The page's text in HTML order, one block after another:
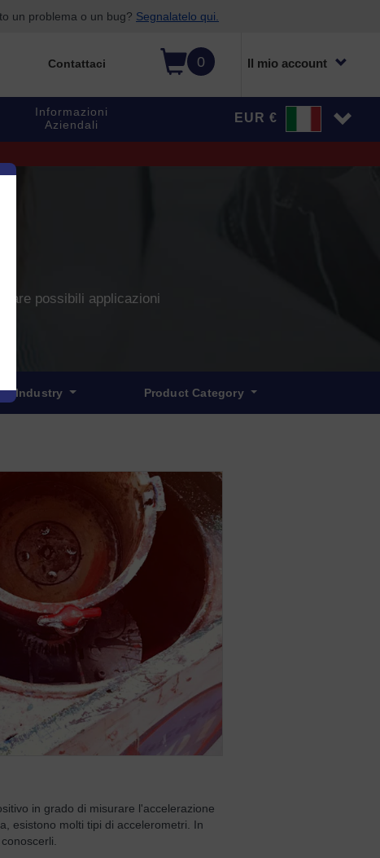
un problema o un bug? Segnalatelo qui.
0 Il mio account
Contattaci
Informazioni
Aziendali
EUR €
possibili applicazioni
Industry Product Category
in grado di misurare l'accelerazione
esistono molti tipi di accelerometri. In